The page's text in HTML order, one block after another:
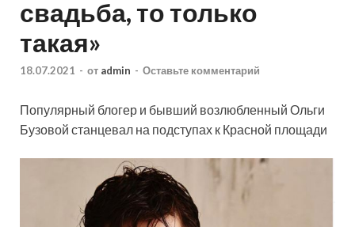
свадьба, то только
такая»
18.07.2021 - от admin - Оставьте комментарий
Популярный блогер и бывший возлюбленный Ольги
Бузовой станцевал на подступах к Красной площади